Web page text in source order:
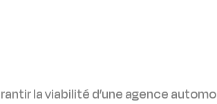
la viabilité d’une agence